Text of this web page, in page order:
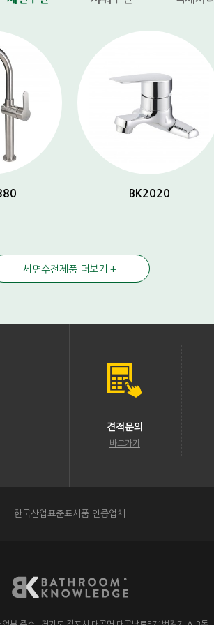
BK2020
세면수전제품 더보기 +
견적문의
바로가기
한국산업표준표시품 인증업체